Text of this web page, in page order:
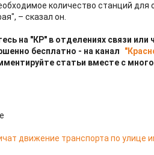
количество станций для
– сказал он.
на "КР" в отделениях связи или
бесплатно - на канал
статьи вместе с
движение транспорта по улице